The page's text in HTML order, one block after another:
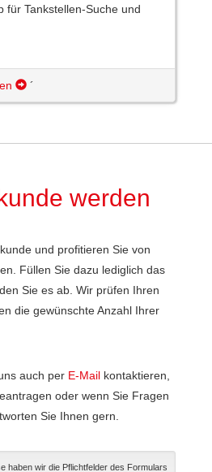
für Tankstellen-Suche und
´
werden
und profitieren Sie von
Füllen Sie dazu lediglich das
Sie es ab. Wir prüfen Ihren
die gewünschte Anzahl Ihrer
auch per E-Mail kontaktieren,
oder wenn Sie Fragen
Sie Ihnen gern.
haben wir die Pflichtfelder des Formulars